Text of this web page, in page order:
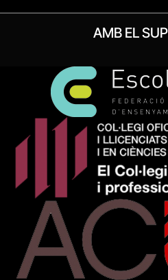
AMB EL